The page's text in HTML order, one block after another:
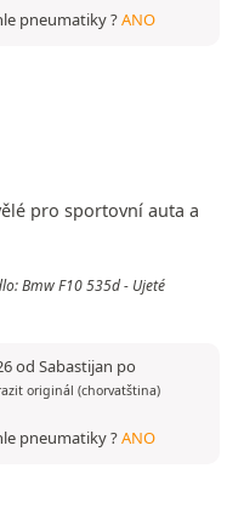
pneumatiky ?ANO
pro sportovní auta a
Bmw F10 535d - Ujeté
od Sabastijan po
originál (chorvatština)
pneumatiky ?ANO